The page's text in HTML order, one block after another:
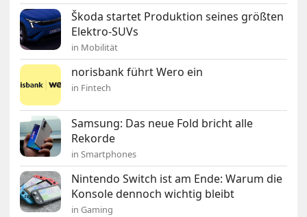
Škoda startet Produktion seines größten
Elektro-SUVs
in Mobilität
norisbank führt Wero ein
in Fintech
Samsung: Das neue Fold bricht alle
Rekorde
in Smartphones
Nintendo Switch ist am Ende: Warum die
Konsole dennoch wichtig bleibt
in Gaming